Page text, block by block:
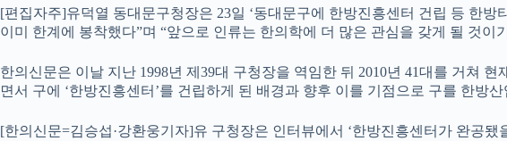
[편집자주]유덕열 동대문구청장은 23일 ‘동대문구에 한방진흥센터 건립 등 한
이미 한계에 봉착했다”며 “앞으로 인류는 한의학에 더 많은 관심을 갖게 될 것이
한의신문은 이날 지난 1998년 제39대 구청장을 역임한 뒤 2010년 41대를 거쳐
면서 구에 ‘한방진흥센터’를 건립하게 된 배경과 향후 이를 기점으로 구를 한방
[한의신문=김승섭·강환웅기자]유 구청장은 인터뷰에서 ‘한방진흥센터가 완공